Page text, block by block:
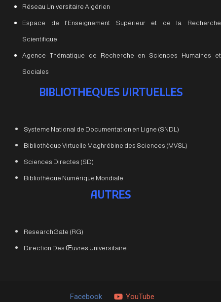
Réseau Universitaire Algérien
Espace de l'Enseignement Supérieur et de la Recherche
Scientifique
Agence Thématique de Recherche en Sciences Humaines et
Sociales
BIBLIOTHEQUES VIRTUELLES
Systeme National de Documentation en Ligne (SNDL)
Bibliothèque Virtuelle Maghrébine des Sciences (MVSL)
Sciences Directes (SD)
Bibliothèque Numérique Mondiale
AUTRES
ResearchGate (RG)
Direction Des Œuvres Universitaire
Facebook YouTube